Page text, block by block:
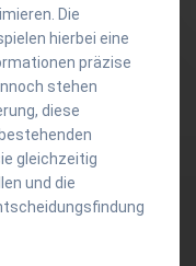
Die
hierbei eine
präzise
stehen
diese
gleichzeitig
und die